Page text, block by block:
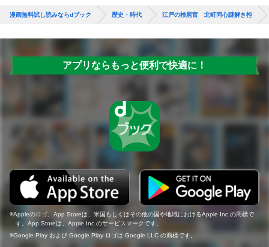
漫画無料試し読みならdブック 歴史・時代 江戸の検屍官 北町同心謎解き控
アプリならもっと便利で快適に！
Appleのロゴ、App Storeは、米国もしくはその他の国や地域におけるApple Inc.の商標で
す。App Storeは、Apple Inc.のサービスマークです。
Google Play および Google Play ロゴは Google LLC の商標です。